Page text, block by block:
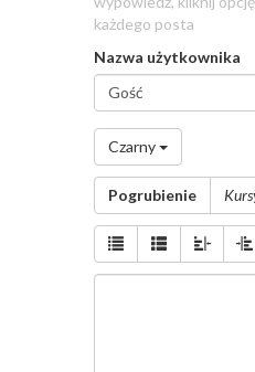
każdego posta
Nazwa użytkownika
Nazwa
użytkownika
*
Wiadomość
Czarny
Pogrubienie